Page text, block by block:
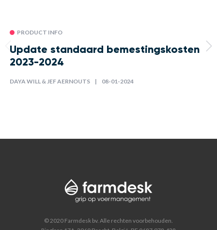
PRODUCT INFO
Update standaard bemestingskosten
2023-2024
DAYA WILL & JEF AERNOUTS 08-01-2024
© 2020 Farmdesk bv. Alle rechten voorbehouden.